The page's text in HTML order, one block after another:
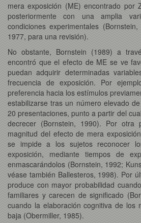
mera exposición (ME) encontrado por
posteriormente con una amplia
condiciones experimentales
1977, para una revisión).
No obstante, Bornstein (1989) a
encontró que el efecto de ME se ve
puedan adquirir determinadas
frecuencia de exposición. Por
preferencia hacia los estímulos
estabilizarse tras un número elevado
20 presentaciones, punto a partir del
decrecer (Bornstein, 1990). Por
magnitud del efecto de mera
se impide a los sujetos reconocer
exposición, mediante tiempos de
enmascarándolos (Bornstein, 1992;
véase también Ballesteros, 1998). Por
produce con mayor probabilidad
familiares y carecen de significado
cuando la elaboración cognitiva de los
baja (Obermiller, 1985).